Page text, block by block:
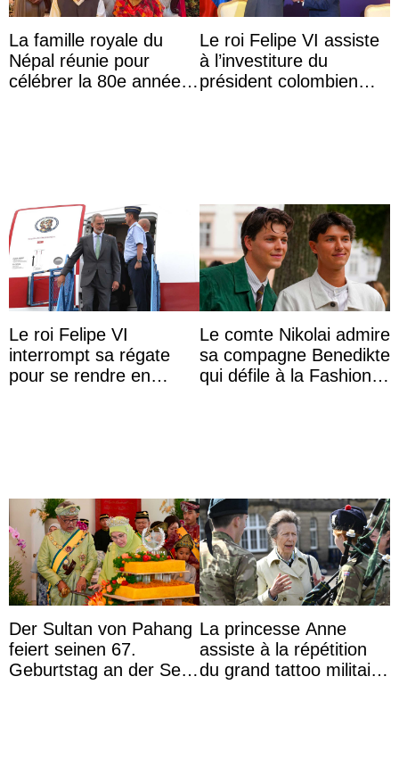
La famille royale du
Népal réunie pour
célébrer la 80e année
Le roi Felipe VI assiste
à l’investiture du
président colombien
Le roi Felipe VI
interrompt sa régate
pour se rendre en
Le comte Nikolai admire
sa compagne Benedikte
qui défile à la Fashion
Der Sultan von Pahang
feiert seinen 67.
Geburtstag an der Seite
La princesse Anne
assiste à la répétition
du grand tattoo militaire